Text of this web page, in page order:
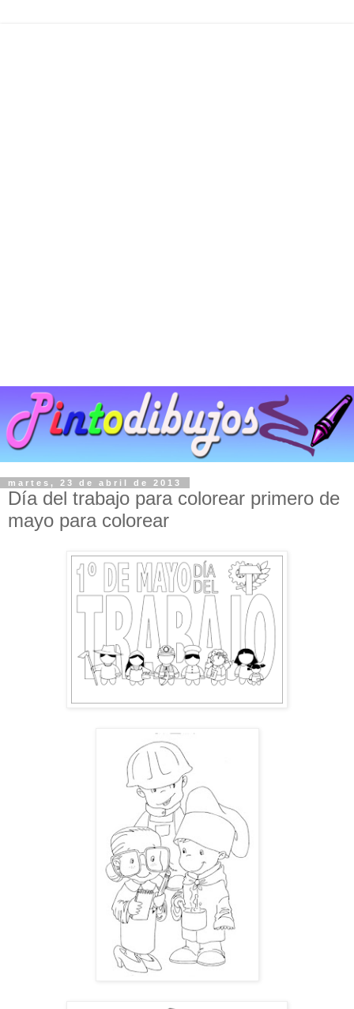
martes, 23 de abril de 2013
Día del trabajo para colorear primero de
mayo para colorear